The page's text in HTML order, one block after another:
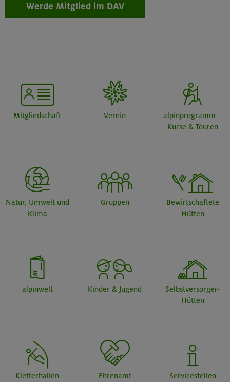
Werde Mitglied im DAV
Mitgliedschaft Verein
alpinprogramm –
Kurse & Touren
Natur, Umwelt und
Klima
Gruppen
Bewirtschaftete
Hütten
alpinwelt Kinder & Jugend
Selbstversorger-
Hütten
Kletterhallen Ehrenamt Servicestellen